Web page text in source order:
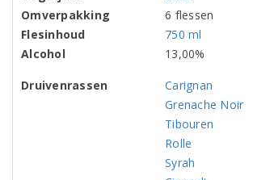
Omverpakking
6 flessen
Flesinhoud
750 ml
Alcohol
13,00%
Druivenrassen
Carignan
Grenache Noir
Tibouren
Rolle
Syrah